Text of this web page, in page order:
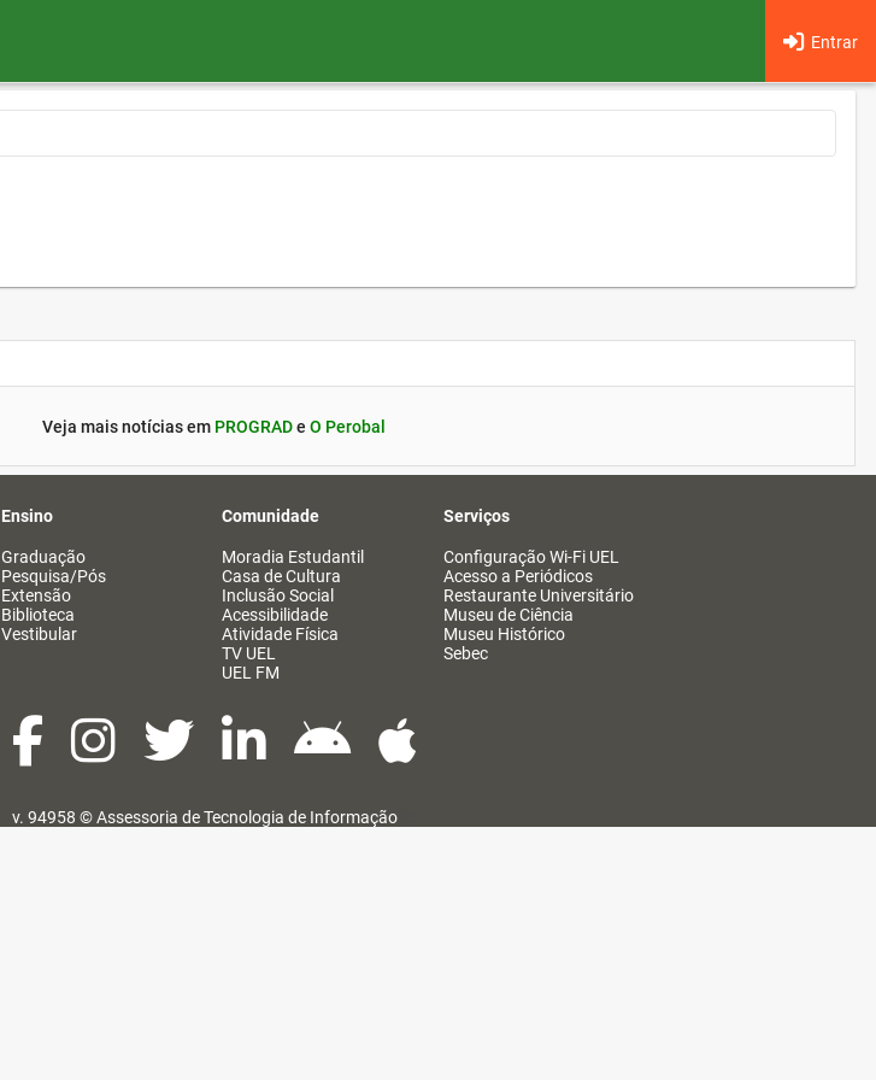
Entrar
Veja mais notícias em PROGRADe O Perobal
Ensino
Graduação
Pesquisa/Pós
Extensão
Biblioteca
Vestibular
Comunidade
Moradia Estudantil
Casa de Cultura
Inclusão Social
Acessibilidade
Atividade Física
TV UEL
UEL FM
Serviços
Configuração Wi-Fi UEL
Acesso a Periódicos
Restaurante Universitário
Museu de Ciência
Museu Histórico
Sebec
v. 94958 ©Assessoria de Tecnologia de Informação